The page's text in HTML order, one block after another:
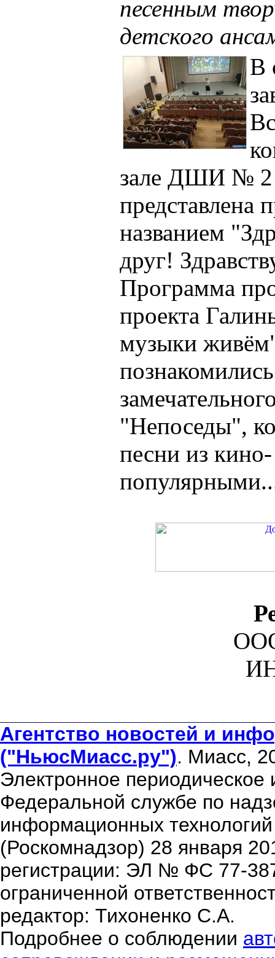
песенным
детского
В
зале ДШИ № 2
представлена
названием
друг!
Программа
проекта
музыки
"Непоседы",
песни из
Агентство новостей и
("НьюсМиасс.ру"). Миасс,
Электронное периодическое
Федеральной службе по
информационных
(Роскомнадзор) 28 января
регистрации: ЭЛ № ФС 77-
ограниченной
редактор: Тихоненко С.А.
Подробнее о соблюдении